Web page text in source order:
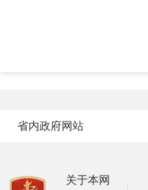
省内政府网站
关于本网